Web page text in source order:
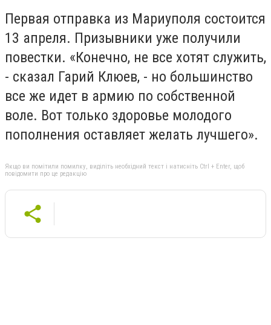
Первая отправка из Мариуполя состоится
13 апреля. Призывники уже получили
повестки. «Конечно, не все хотят служить,
- сказал Гарий Клюев, - но большинство
все же идет в армию по собственной
воле. Вот только здоровье молодого
пополнения оставляет желать лучшего».
Якщо ви помітили помилку, виділіть необхідний текст і натисніть Ctrl + Enter, щоб
повідомити про це редакцію